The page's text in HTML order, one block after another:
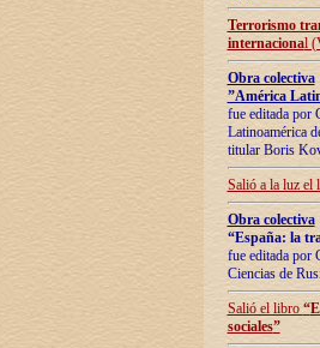
Terrorismo
internacional
Obra colectiva
”América
fue editada por
Latinoamérica
titular Boris
Salió a la luz el
Obra colectiva
“España: la
fue editada por
Ciencias de
Salió el libro “
sociales”